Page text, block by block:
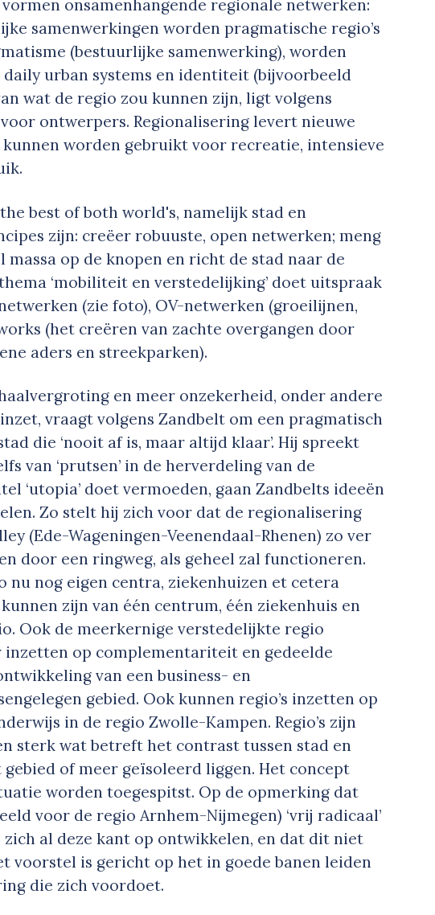
onsamenhangende regionale netwerken:
samenwerkingen worden pragmatische regio’s
(bestuurlijke samenwerking), worden
daily urban systems en identiteit (bijvoorbeeld
wat de regio zou kunnen zijn, ligt volgens
ontwerpers. Regionalisering levert nieuwe
worden gebruikt voor recreatie, intensieve
best of both world's, namelijk stad en
zijn: creëer robuuste, open netwerken; meng
op de knopen en richt de stad naar de
‘mobiliteit en verstedelijking’ doet uitspraak
(zie foto), OV-netwerken (groeilijnen,
(het creëren van zachte overgangen door
aders en streekparken).
en meer onzekerheid, onder andere
vraagt volgens Zandbelt om een pragmatisch
die ‘nooit af is, maar altijd klaar’. Hij spreekt
van ‘prutsen’ in de herverdeling van de
‘utopia’ doet vermoeden, gaan Zandbelts ideeën
Zo stelt hij zich voor dat de regionalisering
(Ede-Wageningen-Veenendaal-Rhenen) zo ver
door een ringweg, als geheel zal functioneren.
nu nog eigen centra, ziekenhuizen et cetera
zijn van één centrum, één ziekenhuis en
Ook de meerkernige verstedelijkte regio
inzetten op complementariteit en gedeelde
van een business- en
gebied. Ook kunnen regio’s inzetten op
in de regio Zwolle-Kampen. Regio’s zijn
sterk wat betreft het contrast tussen stad en
of meer geïsoleerd liggen. Het concept
worden toegespitst. Op de opmerking dat
voor de regio Arnhem-Nijmegen) ‘vrij radicaal’
zich al deze kant op ontwikkelen, en dat dit niet
voorstel is gericht op het in goede banen leiden
die zich voordoet.